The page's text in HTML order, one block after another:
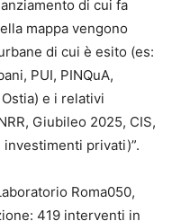
di cui fa
mappa vengono
di cui è esito (es:
PUI, PINQuA,
e i relativi
Giubileo 2025, CIS,
privati)”.
Roma050,
419 interventi in